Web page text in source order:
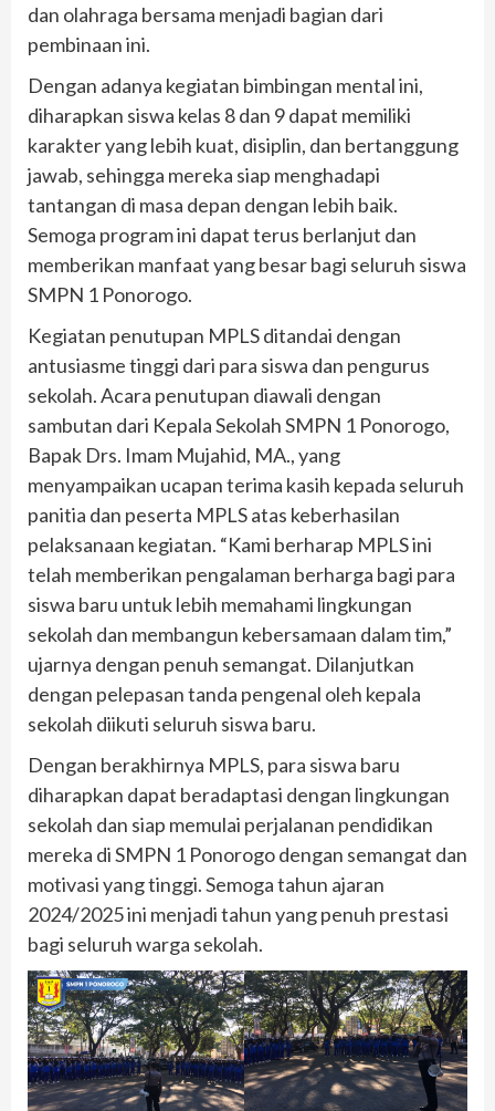
dan olahraga bersama menjadi bagian dari
pembinaan ini.
Dengan adanya kegiatan bimbingan mental ini,
diharapkan siswa kelas 8 dan 9 dapat memiliki
karakter yang lebih kuat, disiplin, dan bertanggung
jawab, sehingga mereka siap menghadapi
tantangan di masa depan dengan lebih baik.
Semoga program ini dapat terus berlanjut dan
memberikan manfaat yang besar bagi seluruh siswa
SMPN 1 Ponorogo.
Kegiatan penutupan MPLS ditandai dengan
antusiasme tinggi dari para siswa dan pengurus
sekolah. Acara penutupan diawali dengan
sambutan dari Kepala Sekolah SMPN 1 Ponorogo,
Bapak Drs. Imam Mujahid, MA., yang
menyampaikan ucapan terima kasih kepada seluruh
panitia dan peserta MPLS atas keberhasilan
pelaksanaan kegiatan. “Kami berharap MPLS ini
telah memberikan pengalaman berharga bagi para
siswa baru untuk lebih memahami lingkungan
sekolah dan membangun kebersamaan dalam tim,”
ujarnya dengan penuh semangat. Dilanjutkan
dengan pelepasan tanda pengenal oleh kepala
sekolah diikuti seluruh siswa baru.
Dengan berakhirnya MPLS, para siswa baru
diharapkan dapat beradaptasi dengan lingkungan
sekolah dan siap memulai perjalanan pendidikan
mereka di SMPN 1 Ponorogo dengan semangat dan
motivasi yang tinggi. Semoga tahun ajaran
2024/2025 ini menjadi tahun yang penuh prestasi
bagi seluruh warga sekolah.